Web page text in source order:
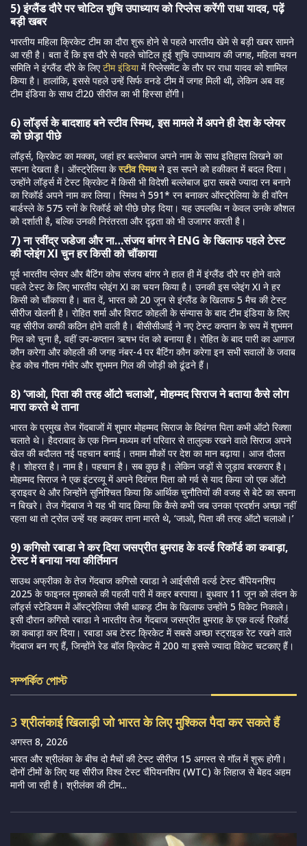
5) इंग्लैंड दौरे पर चोटिल शुचि उपाध्याय को रिप्लेस करेंगी राधा यादव, पढ़ें
बड़ी खबर
भारतीय महिला क्रिकेट टीम का दौरा शुरू होने से पहले भारतीय खेमे से बड़ी खबर सामने
आ रही है। बता दें कि इस दौरे से पहले चोटिल हुई शुचि उपाध्याय की जगह, महिला चयन
समिति ने इंग्लैंड दौरे के लिएटीम इंडियामें रिप्लेसमेंट के तौर पर राधा यादव को शामिल
किया है। हालांकि, इससे पहले उन्हें सिर्फ वनडे टीम में जगह मिली थी, लेकिन अब वह
टीम इंडिया के साथ टी20 सीरीज का भी हिस्सा होंगी।
6) लॉर्ड्स के बादशाह बने स्टीव स्मिथ, इस मामले में अपने ही देश के प्लेयर
को छोड़ा पीछे
लॉर्ड्स, क्रिकेट का मक्का, जहां हर बल्लेबाज अपने नाम के साथ इतिहास लिखने का
सपना देखता है। ऑस्ट्रेलिया केस्टीव स्मिथने इस सपने को हकीकत में बदल दिया।
उन्होंने लॉर्ड्स में टेस्ट क्रिकेट में किसी भी विदेशी बल्लेबाज द्वारा सबसे ज्यादा रन बनाने
का रिकॉर्ड अपने नाम कर लिया। स्मिथ ने 591* रन बनाकर ऑस्ट्रेलिया के ही वॉरेन
बार्डस्ले के 575 रनों के रिकॉर्ड को पीछे छोड़ दिया। यह उपलब्धि न केवल उनके कौशल
को दर्शाती है, बल्कि उनकी निरंतरता और दृढ़ता को भी उजागर करती है।
7) ना रवींद्र जडेजा और ना…संजय बांगर ने ENG के खिलाफ पहले टेस्ट
की प्लेइंग XI चुन हर किसी को चौंकाया
पूर्व भारतीय प्लेयर और बैटिंग कोच संजय बांगर ने हाल ही में इंग्लैंड दौरे पर होने वाले
पहले टेस्ट के लिए भारतीय प्लेइंग XI का चयन किया है। उनकी इस प्लेइंग XI ने हर
किसी को चौंकाया है। बात दें, भारत को 20 जून से इंग्लैंड के खिलाफ 5 मैच की टेस्ट
सीरीज खेलनी है। रोहित शर्मा और विराट कोहली के संन्यास के बाद टीम इंडिया के लिए
यह सीरीज काफी कठिन होने वाली है। बीसीसीआई ने नए टेस्ट कप्तान के रूप में शुभमन
गिल को चुना है, वहीं उप-कप्तान ऋषभ पंत को बनाया है। रोहित के बाद पारी का आगाज
कौन करेगा और कोहली की जगह नंबर-4 पर बैटिंग कौन करेगा इन सभी सवालों के जवाब
हेड कोच गौतम गंभीर और शुभमन गिल की जोड़ी को ढूंढने हैं।
8) ‘जाओ, पिता की तरह ऑटो चलाओ’, मोहम्मद सिराज ने बताया कैसे लोग
मारा करते थे ताना
भारत के प्रमुख तेज गेंदबाजों में शुमार मोहम्मद सिराज के दिवंगत पिता कभी ऑटो रिक्शा
चलाते थे। हैदराबाद के एक निम्न मध्यम वर्ग परिवार से तालुल्क रखने वाले सिराज अपने
खेल की बदौलत नई पहचान बनाई। तमाम मौकों पर देश का मान बढ़ाया। आज दौलत
है। शोहरत है। नाम है। पहचान है। सब कुछ है। लेकिन जड़ों से जुड़ाव बरकरार है।
मोहम्मद सिराज ने एक इंटरव्यू में अपने दिवंगत पिता को गर्व से याद किया जो एक ऑटो
ड्राइवर थे और जिन्होंने सुनिश्चित किया कि आर्थिक चुनौतियों की वजह से बेटे का सपना
न बिखरे। तेज गेंदबाज ने यह भी याद किया कि कैसे कभी जब उनका प्रदर्शन अच्छा नहीं
रहता था तो ट्रोल उन्हें यह कहकर ताना मारते थे, ‘जाओ, पिता की तरह ऑटो चलाओ।’
9) कगिसो रबाडा ने कर दिया जसप्रीत बुमराह के वर्ल्ड रिकॉर्ड का कबाड़ा,
टेस्ट में बनाया नया कीर्तिमान
साउथ अफ्रीका के तेज गेंदबाज कगिसो रबाडा ने आईसीसी वर्ल्ड टेस्ट चैंपियनशिप
2025 के फाइनल मुकाबले की पहली पारी में कहर बरपाया। बुधवार 11 जून को लंदन के
लॉर्ड्स स्टेडियम में ऑस्ट्रेलिया जैसी धाकड़ टीम के खिलाफ उन्होंने 5 विकेट निकाले।
इसी दौरान कगिसो रबाडा ने भारतीय तेज गेंदबाज जसप्रीत बुमराह के एक वर्ल्ड रिकॉर्ड
का कबाड़ा कर दिया। रबाडा अब टेस्ट क्रिकेट में सबसे अच्छा स्ट्राइक रेट रखने वाले
गेंदबाज बन गए हैं, जिन्होंने रेड बॉल क्रिकेट में 200 या इससे ज्यादा विकेट चटकाए हैं।
সম্পর্কিত পোস্ট
3 श्रीलंकाई खिलाड़ी जो भारत के लिए मुश्किल पैदा कर सकते हैं
अगस्त 8, 2026
भारत और श्रीलंका के बीच दो मैचों की टेस्ट सीरीज 15 अगस्त से गॉल में शुरू होगी।
दोनों टीमों के लिए यह सीरीज विश्व टेस्ट चैंपियनशिप (WTC) के लिहाज से बेहद अहम
मानी जा रही है। श्रीलंका की टीम...